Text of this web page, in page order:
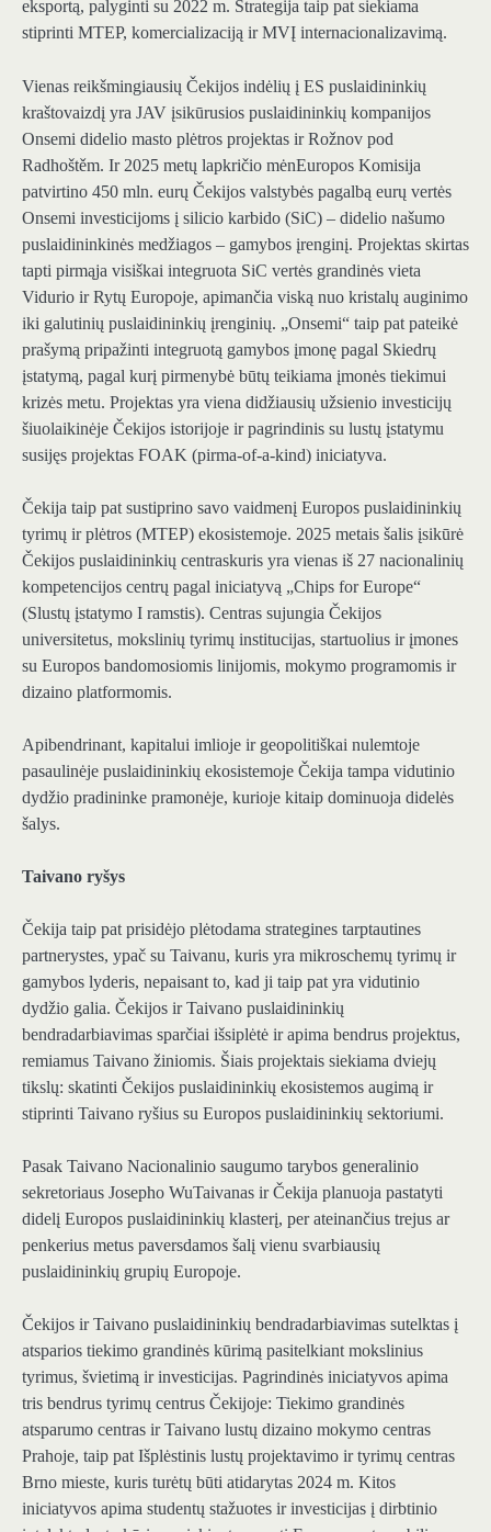
eksportą, palyginti su 2022 m. Strategija taip pat siekiama
stiprinti MTEP, komercializaciją ir MVĮ internacionalizavimą.
Vienas reikšmingiausių Čekijos indėlių į ES puslaidininkių
kraštovaizdį yra JAV įsikūrusios puslaidininkių kompanijos
Onsemi didelio masto plėtros projektas ir Rožnov pod
Radhoštěm. Ir 2025 metų lapkričio mėnEuropos Komisija
patvirtino 450 mln. eurų Čekijos valstybės pagalbą eurų vertės
Onsemi investicijoms į silicio karbido (SiC) – didelio našumo
puslaidininkinės medžiagos – gamybos įrenginį. Projektas skirtas
tapti pirmąja visiškai integruota SiC vertės grandinės vieta
Vidurio ir Rytų Europoje, apimančia viską nuo kristalų auginimo
iki galutinių puslaidininkių įrenginių. „Onsemi“ taip pat pateikė
prašymą pripažinti integruotą gamybos įmonę pagal Skiedrų
įstatymą, pagal kurį pirmenybė būtų teikiama įmonės tiekimui
krizės metu. Projektas yra viena didžiausių užsienio investicijų
šiuolaikinėje Čekijos istorijoje ir pagrindinis su lustų įstatymu
susijęs projektas FOAK (pirma-of-a-kind) iniciatyva.
Čekija taip pat sustiprino savo vaidmenį Europos puslaidininkių
tyrimų ir plėtros (MTEP) ekosistemoje. 2025 metais šalis įsikūrė
Čekijos puslaidininkių centraskuris yra vienas iš 27 nacionalinių
kompetencijos centrų pagal iniciatyvą „Chips for Europe“
(Slustų įstatymo I ramstis). Centras sujungia Čekijos
universitetus, mokslinių tyrimų institucijas, startuolius ir įmones
su Europos bandomosiomis linijomis, mokymo programomis ir
dizaino platformomis.
Apibendrinant, kapitalui imlioje ir geopolitiškai nulemtoje
pasaulinėje puslaidininkių ekosistemoje Čekija tampa vidutinio
dydžio pradininke pramonėje, kurioje kitaip dominuoja didelės
šalys.
Taivano ryšys
Čekija taip pat prisidėjo plėtodama strategines tarptautines
partnerystes, ypač su Taivanu, kuris yra mikroschemų tyrimų ir
gamybos lyderis, nepaisant to, kad ji taip pat yra vidutinio
dydžio galia. Čekijos ir Taivano puslaidininkių
bendradarbiavimas sparčiai išsiplėtė ir apima bendrus projektus,
remiamus Taivano žiniomis. Šiais projektais siekiama dviejų
tikslų: skatinti Čekijos puslaidininkių ekosistemos augimą ir
stiprinti Taivano ryšius su Europos puslaidininkių sektoriumi.
Pasak Taivano Nacionalinio saugumo tarybos generalinio
sekretoriaus Josepho WuTaivanas ir Čekija planuoja pastatyti
didelį Europos puslaidininkių klasterį, per ateinančius trejus ar
penkerius metus paversdamos šalį vienu svarbiausių
puslaidininkių grupių Europoje.
Čekijos ir Taivano puslaidininkių bendradarbiavimas sutelktas į
atsparios tiekimo grandinės kūrimą pasitelkiant mokslinius
tyrimus, švietimą ir investicijas. Pagrindinės iniciatyvos apima
tris bendrus tyrimų centrus Čekijoje: Tiekimo grandinės
atsparumo centras irTaivano lustų dizaino mokymo centras
Prahoje, taip pat Išplėstinis lustų projektavimo ir tyrimų centras
Brno mieste, kuris turėtų būti atidarytas 2024 m. Kitos
iniciatyvos apima studentų stažuotes ir investicijas į dirbtinio